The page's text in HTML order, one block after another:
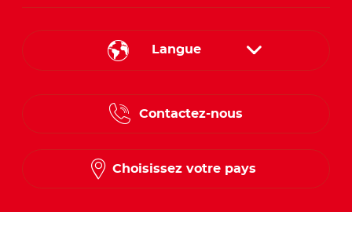
Langue
English
French
Contactez-nous
Choisissez votre pays